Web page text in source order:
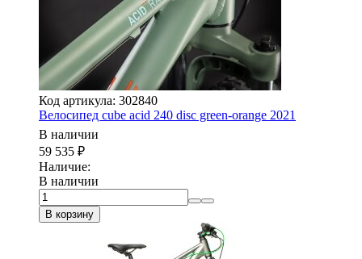
Код артикула: 302840
Велосипед cube acid 240 disc green-orange 2021
В наличии
59 535 ₽
Наличие:
В наличии
В корзину